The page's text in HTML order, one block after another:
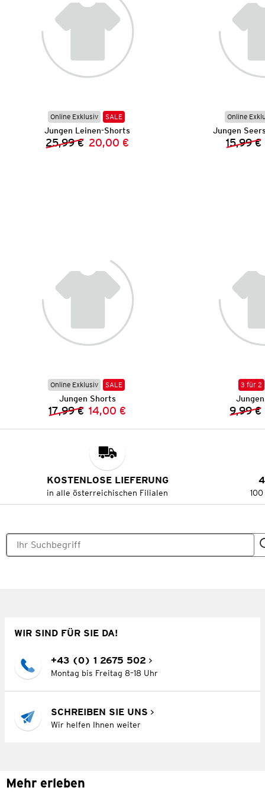
Online Exklusiv SALE
Jungen Leinen-Shorts
Vorheriger Preis:
25,99 € Neuer Preis:
20,00 €
Online
Jungen
15,99 €
Online Exklusiv SALE
Jungen Shorts
Vorheriger Preis:
17,99 € Neuer Preis:
14,00 €
3 für 2
9,99 €
KOSTENLOSE LIEFERUNG
in alle österreichischen Filialen
WIR SIND FÜR SIE DA!
+43 (0) 1 2675 502
Montag bis Freitag 8–18 Uhr
SCHREIBEN SIE UNS
Wir helfen Ihnen weiter
Mehr erleben